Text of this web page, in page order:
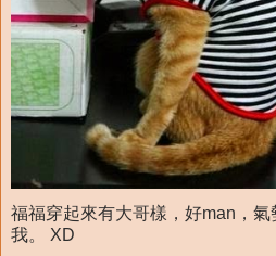
福福穿起來有大哥樣，好man，
我。 XD